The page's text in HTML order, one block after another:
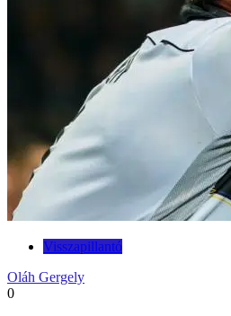
Visszapillantó
Oláh Gergely
0